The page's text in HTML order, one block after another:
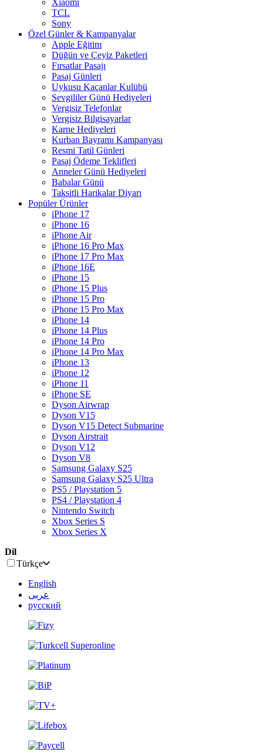
Xiaomi
TCL
Sony
Özel Günler & Kampanyalar
Apple Eğitim
Düğün ve Çeyiz Paketleri
Fırsatlar Pasajı
Pasaj Günleri
Uykusu Kaçanlar Kulübü
Sevgililer Günü Hediyeleri
Vergisiz Telefonlar
Vergisiz Bilgisayarlar
Karne Hediyeleri
Kurban Bayramı Kampanyası
Resmi Tatil Günleri
Pasaj Ödeme Teklifleri
Anneler Günü Hediyeleri
Babalar Günü
Taksitli Harikalar Diyarı
Popüler Ürünler
iPhone 17
iPhone 16
iPhone Air
iPhone 16 Pro Max
iPhone 17 Pro Max
iPhone 16E
iPhone 15
iPhone 15 Plus
iPhone 15 Pro
iPhone 15 Pro Max
iPhone 14
iPhone 14 Plus
iPhone 14 Pro
iPhone 14 Pro Max
iPhone 13
iPhone 12
iPhone 11
iPhone SE
Dyson Airwrap
Dyson V15
Dyson V15 Detect Submarine
Dyson Airstrait
Dyson V12
Dyson V8
Samsung Galaxy S25
Samsung Galaxy S25 Ultra
PS5 / Playstation 5
PS4 / Playstation 4
Nintendo Switch
Xbox Series S
Xbox Series X
Dil
Türkçe
English
عربى
русский